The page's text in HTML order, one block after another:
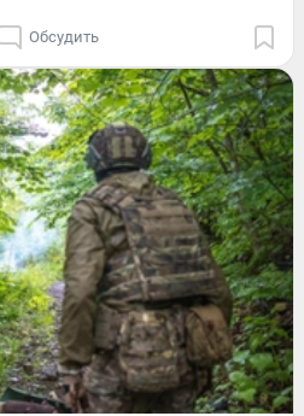
Обсудить